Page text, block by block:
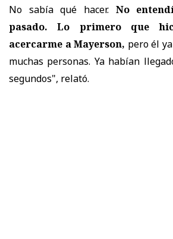
No sabía qué hacer. No
pasado. Lo primero que
acercarme a Mayerson, pero él
muchas personas. Ya habían
segundos", relató.